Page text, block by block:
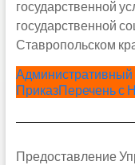
государственной
государственной
Ставропольском
Административный
ПриказПеречень с
Предоставление